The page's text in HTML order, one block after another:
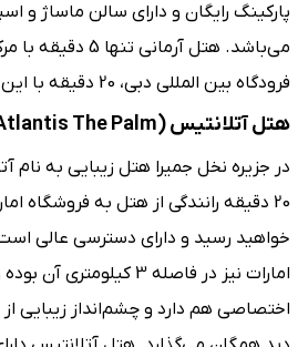
پارکینگ رایگان و دارای سالن ماساژ و
می‌باشد. هتل آرمانی
فرودگاه بین ‌المللی دبی، 20 دقیقه با این هتل فاصله دارد.
هتل آتلانتیس (Atlantis The Palm)
در جزیره نخل جمیرا هتل زیبایی به نام
20 دقیقه رانندگی از هتل به فروشگاه
خواهید رسید و دارای دسترسی عالی
امارات نیز در فاصله 3
اختصاصی هم دارد و چشم‌انداز زیبایی